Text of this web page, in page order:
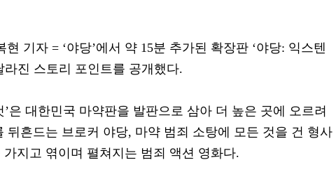
현 기자 = ‘야당’에서 약 15분 추가된 확장판 ‘야당: 익스텐
라진 스토리 포인트를 공개했다.
’은 대한민국 마약판을 발판으로 삼아 더 높은 곳에 오르려
뒤흔드는 브로커 야당, 마약 범죄 소탕에 모든 것을 건 형사
지고 엮이며 펼쳐지는 범죄 액션 영화다.